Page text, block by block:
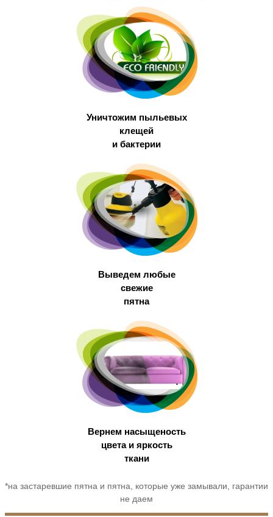
Уничтожим пыльевых
клещей
и бактерии
Выведем любые
свежие
пятна
Вернем насыщеность
цвета и яркость
ткани
*на застаревшие пятна и пятна, которые уже замывали, гарантии
не даем